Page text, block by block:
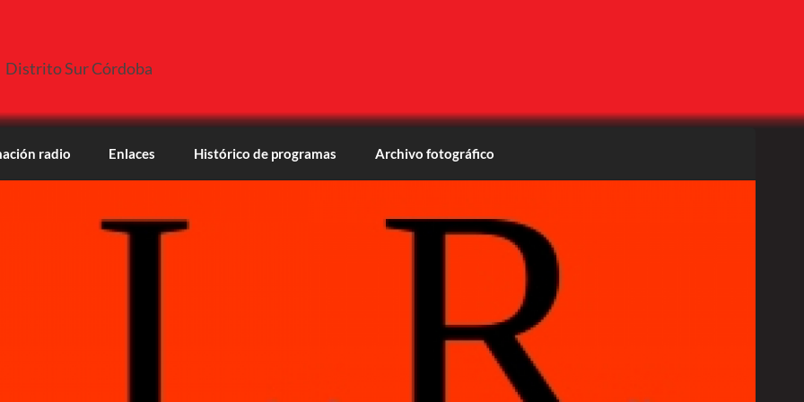
Distrito Sur Córdoba
radio Enlaces Histórico de programas Archivo fotográfico